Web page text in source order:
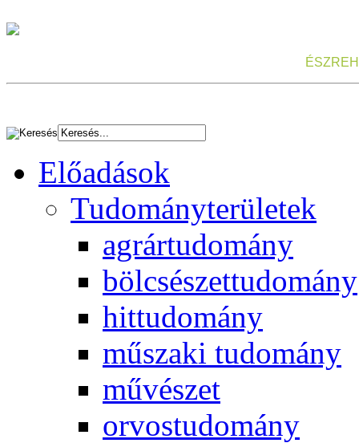
Előadások
Tudományterületek
agrártudomány
bölcsészettudomány
hittudomány
műszaki tudomány
művészet
orvostudomány